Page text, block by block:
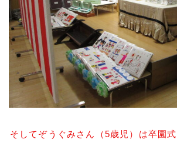
そしてぞうぐみさん（5歳児）は卒園